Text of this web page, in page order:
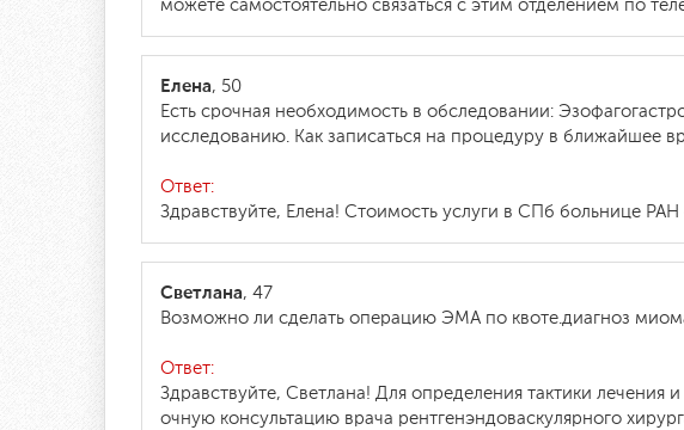
можете самостоятельно связаться с этим отделением по
Елена, 50
Есть срочная необходимость в обследовании:
исследованию. Как записаться на процедуру в ближайшее
Ответ:
Здравствуйте, Елена! Стоимость услуги в СПб больнице
Светлана, 47
Возможно ли сделать операцию ЭМА по квоте.диагноз
Ответ:
Здравствуйте, Светлана! Для определения тактики
очную консультацию врача рентгенэндоваскулярного